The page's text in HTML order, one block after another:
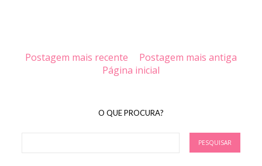
Postagem mais recente
Postagem mais antiga
Página inicial
O QUE PROCURA?